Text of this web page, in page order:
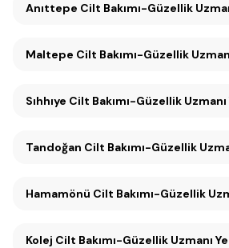
Anıttepe Cilt Bakımı-Güzellik
Maltepe Cilt Bakımı-Güzellik
Sıhhıye Cilt Bakımı-Güzellik
Tandoğan Cilt Bakımı-Güzellik
Hamamönü Cilt Bakımı-Güzellik
Kolej Cilt Bakımı-Güzellik Uzmanı